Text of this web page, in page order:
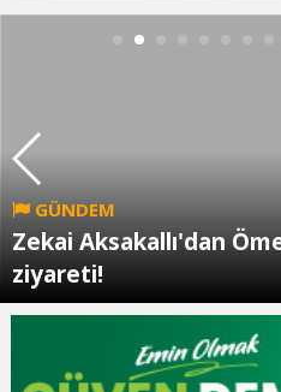
GÜNDEM
Zekai Aksakallı'dan
ziyareti!